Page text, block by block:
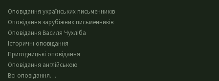
Оповідання українських письменників
Оповідання зарубіжних письменників
Оповідання Василя Чухліба
Історичні оповідання
Пригодницькі оповідання
Оповідання англійською
Всі оповідання…